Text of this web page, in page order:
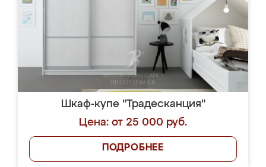
Шкаф-купе "Традесканция"
Цена: от 25 000 руб.
ПОДРОБНЕЕ